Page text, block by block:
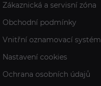
Zákaznická a servisní zóna
Obchodní podmínky
Vnitřní oznamovací systém
Nastavení cookies
Ochrana osobních údajů